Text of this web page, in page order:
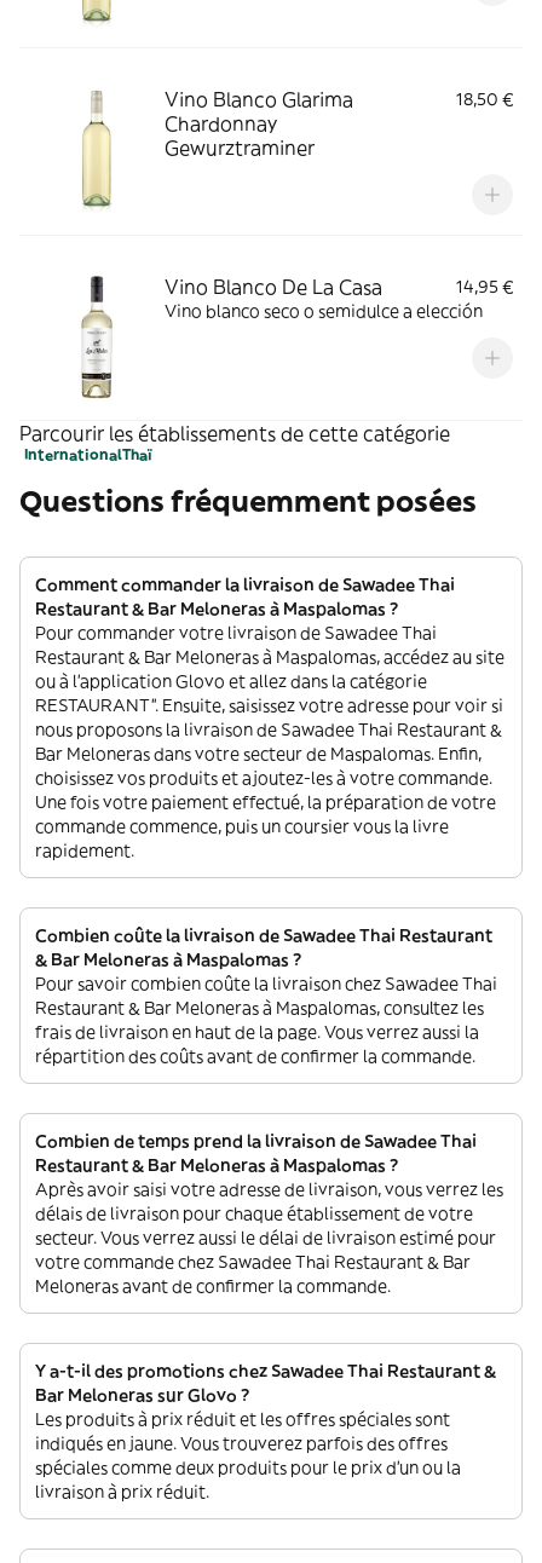
Vino Blanco Glarima
Chardonnay
Gewurztraminer
18,50 €
Vino Blanco De La Casa
14,95 €
Vino blanco seco o semidulce a elección
Parcourir les établissements de cette catégorie
InternationalThaï
Questions fréquemment posées
Comment commander la livraison de Sawadee Thai
Restaurant & Bar Meloneras à Maspalomas ?
Pour commander votre livraison de Sawadee Thai
Restaurant & Bar Meloneras à Maspalomas, accédez au site
ou à l'application Glovo et allez dans la catégorie
RESTAURANT”. Ensuite, saisissez votre adresse pour voir si
nous proposons la livraison de Sawadee Thai Restaurant &
Bar Meloneras dans votre secteur de Maspalomas. Enfin,
choisissez vos produits et ajoutez-les à votre commande.
Une fois votre paiement effectué, la préparation de votre
commande commence, puis un coursier vous la livre
rapidement.
Combien coûte la livraison de Sawadee Thai Restaurant
& Bar Meloneras à Maspalomas ?
Pour savoir combien coûte la livraison chez Sawadee Thai
Restaurant & Bar Meloneras à Maspalomas, consultez les
frais de livraison en haut de la page. Vous verrez aussi la
répartition des coûts avant de confirmer la commande.
Combien de temps prend la livraison de Sawadee Thai
Restaurant & Bar Meloneras à Maspalomas ?
Après avoir saisi votre adresse de livraison, vous verrez les
délais de livraison pour chaque établissement de votre
secteur. Vous verrez aussi le délai de livraison estimé pour
votre commande chez Sawadee Thai Restaurant & Bar
Meloneras avant de confirmer la commande.
Y a-t-il des promotions chez Sawadee Thai Restaurant &
Bar Meloneras sur Glovo ?
Les produits à prix réduit et les offres spéciales sont
indiqués en jaune. Vous trouverez parfois des offres
spéciales comme deux produits pour le prix d'un ou la
livraison à prix réduit.